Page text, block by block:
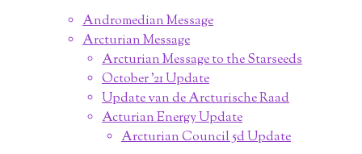
Andromedian Message
Arcturian Message
Arcturian Message to the Starseeds
October '21 Update
Update van de Arcturische Raad
Acturian Energy Update
Arcturian Council 5d Update